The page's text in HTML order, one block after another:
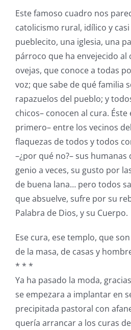
Este famoso cuadro nos
catolicismo rural, idílico y
pueblecito, una iglesia, una
párroco que ha envejecido al
ovejas, que conoce a todas
voz; que sabe de qué familia
rapazuelos del pueblo; y
chicos– conocen al cura. Éste
primero– entre los vecinos
flaquezas de todos y todos
–¿por qué no?– sus
genio a veces, su gusto por
de buena lana… pero todos
que absuelve, sufre por su
Palabra de Dios, y su Cuerpo.
Ese cura, ese templo, que
de la masa, de casas y
* * *
Ya ha pasado la moda,
se empezara a implantar en
precipitada pastoral con
quería arrancar a los curas